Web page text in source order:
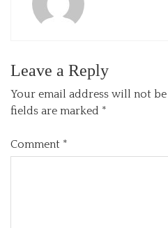
Leave a Reply
Your email address will not
fields are marked *
Comment *